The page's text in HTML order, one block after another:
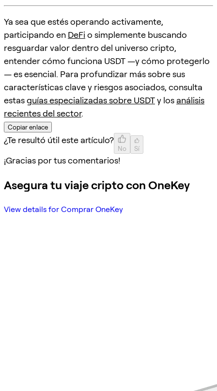
Ya sea que estés operando activamente,
participando en DeFi o simplemente buscando
resguardar valor dentro del universo cripto,
entender cómo funciona USDT —y cómo protegerlo
— es esencial. Para profundizar más sobre sus
características clave y riesgos asociados, consulta
estasguías especializadas sobre USDTy los análisis
recientes del sector.
Copiar enlace
¿Te resultó útil este artículo?
No Sí
¡Gracias por tus comentarios!
Asegura tu viaje cripto con OneKey
View details for Comprar OneKey